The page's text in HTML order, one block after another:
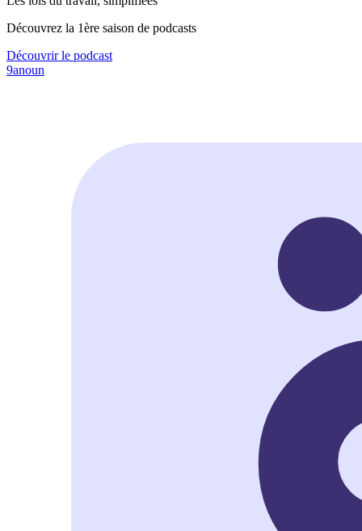
Découvrez la 1ère saison de podcasts
Découvrir le podcast
9anoun